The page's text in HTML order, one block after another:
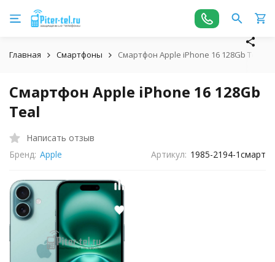
Главная Смартфоны Смартфон Apple iPhone 16 128Gb Teal
Смартфон Apple iPhone 16 128Gb
Teal
Написать отзыв
Бренд: Apple Артикул: 1985-2194-1смарт